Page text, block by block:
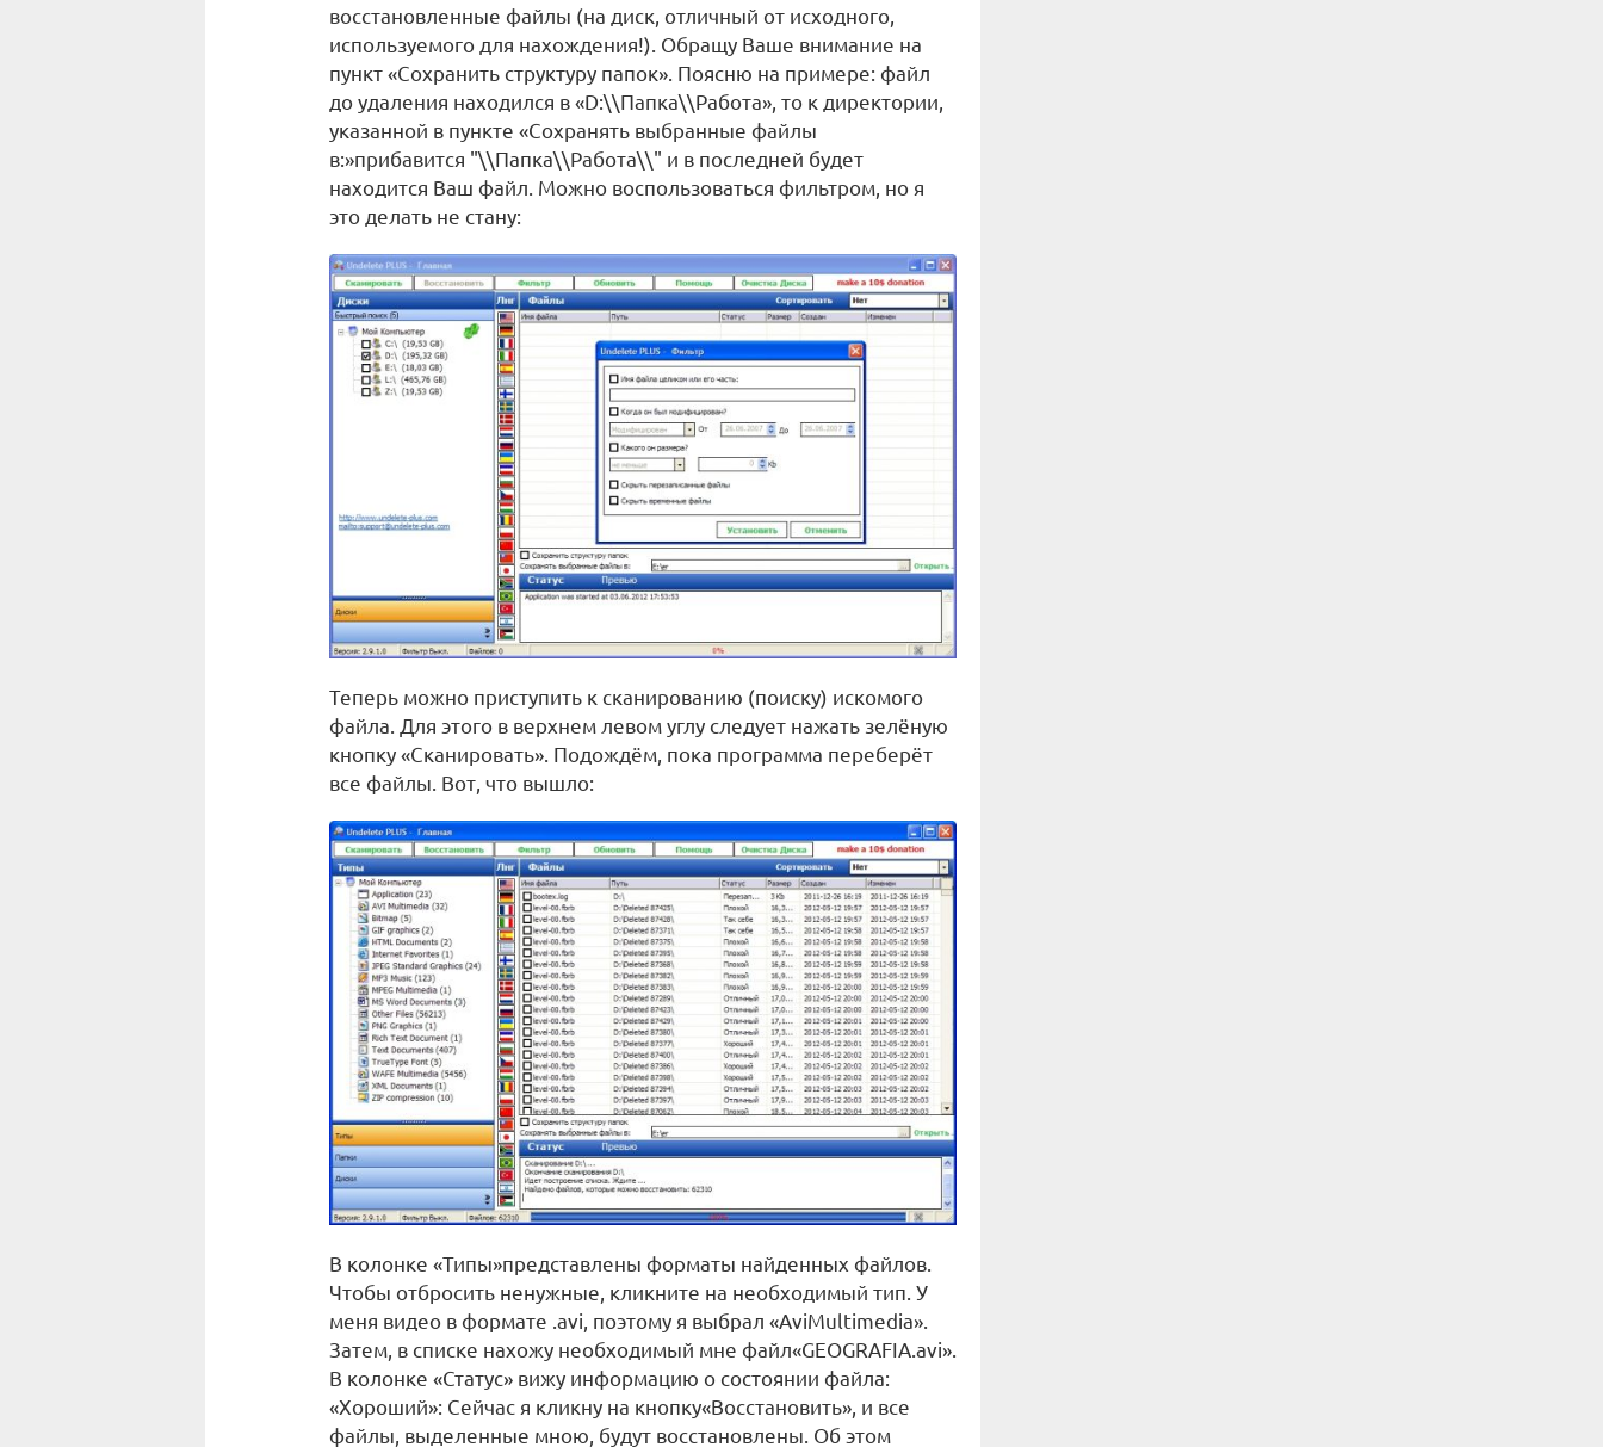
восстановленные файлы (на диск, отличный от исходного,
используемого для нахождения!). Обращу Ваше внимание на
пункт «Сохранить структуру папок». Поясню на примере: файл
до удаления находился в «D:\\Папка\\Работа», то к директории,
указанной в пункте «Сохранять выбранные файлы
в:»прибавится "\\Папка\\Работа\\" и в последней будет
находится Ваш файл. Можно воспользоваться фильтром, но я
это делать не стану:
Теперь можно приступить к сканированию (поиску) искомого
файла. Для этого в верхнем левом углу следует нажать зелёную
кнопку «Сканировать». Подождём, пока программа переберёт
все файлы. Вот, что вышло:
В колонке «Типы»представлены форматы найденных файлов.
Чтобы отбросить ненужные, кликните на необходимый тип. У
меня видео в формате .avi, поэтому я выбрал «AviMultimedia».
Затем, в списке нахожу необходимый мне файл«GEOGRAFIA.avi».
В колонке «Статус» вижу информацию о состоянии файла:
«Хороший»: Сейчас я кликну на кнопку«Восстановить», и все
файлы, выделенные мною, будут восстановлены. Об этом